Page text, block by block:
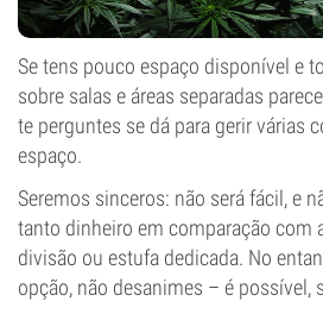
Se tens pouco espaço disponível e
sobre salas e áreas separadas
te perguntes se dá para gerir várias
espaço.
Seremos sinceros: não será fácil, e
tanto dinheiro em comparação com
divisão ou estufa dedicada. No
opção, não desanimes – é possível,